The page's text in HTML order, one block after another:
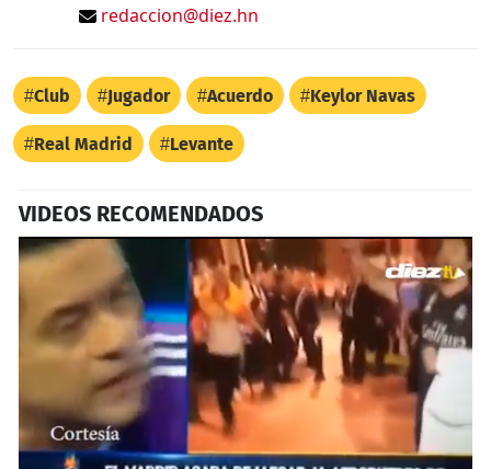
redaccion@diez.hn
Club Jugador Acuerdo Keylor Navas
Real Madrid Levante
VIDEOS RECOMENDADOS